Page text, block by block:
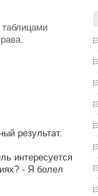
результат.
интересуется
- Я болел